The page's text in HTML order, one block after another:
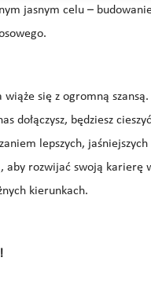
jasnym celu –
się z ogromną szansą.
dołączysz, będziesz
lepszych,
aby rozwijać swoją karierę
kierunkach.